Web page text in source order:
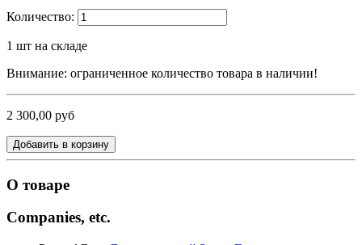
Количество:
1 шт на складе
Внимание: ограниченное количество товара в наличии!
2 300,00 руб
Добавить в корзину
О товаре
Companies, etc.